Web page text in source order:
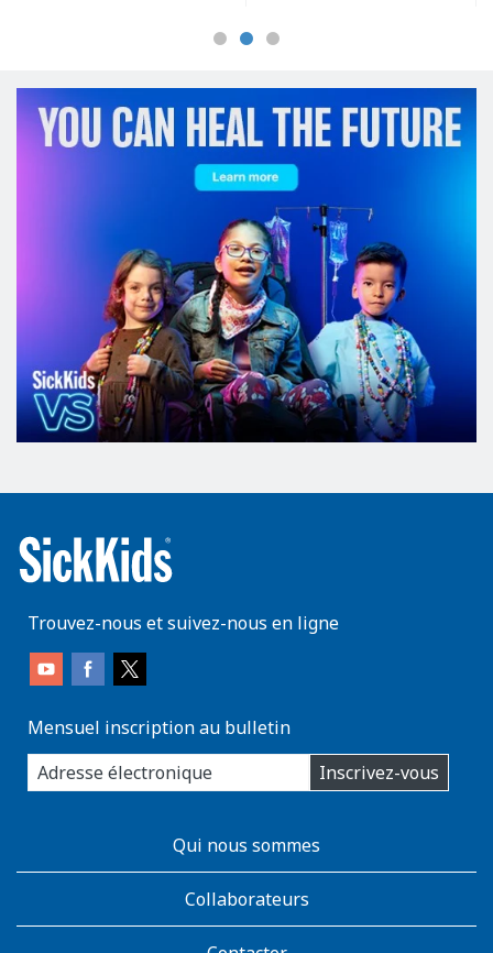
Trouvez-nous et suivez-nous en ligne
Mensuel inscription au bulletin
enter
you
email
Inscrivez-vous
AboutKidsHealthQui nous sommes
Collaborateurs